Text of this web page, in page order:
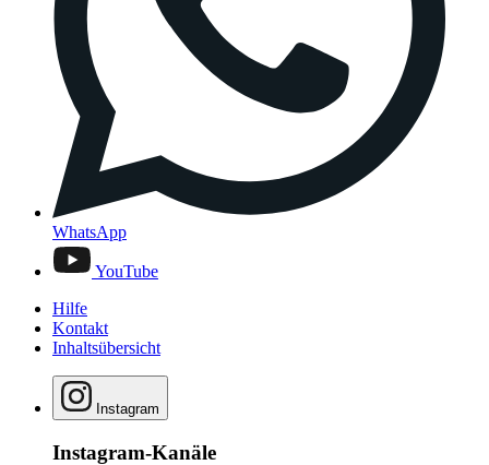
WhatsApp
YouTube
Hilfe
Kontakt
Inhaltsübersicht
Instagram
Instagram-Kanäle